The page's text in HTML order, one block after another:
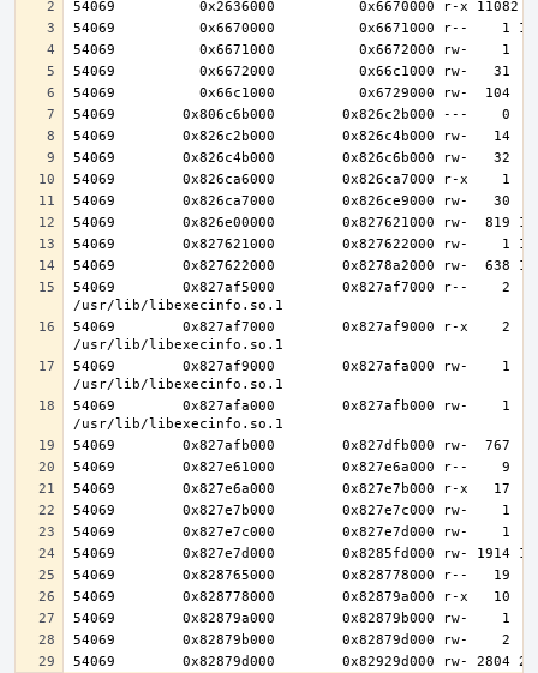
54069        0x827af5000        0x827af7000 r--    2
54069        0x827af7000        0x827af9000 r-x    2
54069        0x827af9000        0x827afa000 rw-    1
54069        0x827afa000        0x827afb000 rw-    1